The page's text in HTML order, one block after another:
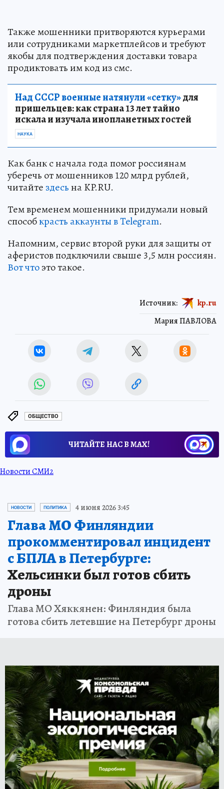
Также мошенники притворяются курьерами
или сотрудниками маркетплейсов и требуют
якобы для подтверждения доставки товара
продиктовать им код из смс.
Над СССР военные натянули «сетку»для
пришельцев: как страна 13 лет тайно
искала и изучала инопланетных гостей
НАУКА
Как банк с начала года помог россиянам
уберечь от мошенников 120 млрд рублей,
читайте здесьна KP.RU.
Тем временем мошенники придумали новый
способкрасть аккаунты в Telegram.
Напомним, сервис второй руки для защиты от
аферистов подключили свыше 3,5 млн россиян.
Вот чтоэто такое.
Мария ПАВЛОВА
Источник: kp.ru
ОБЩЕСТВО
ЧИТАЙТЕ НАС В МАХ!
Новости СМИ2
НОВОСТИ ПОЛИТИКА 4 июня 2026 3:45
Глава МО Финляндии
прокомментировал инцидент
с БПЛА в Петербурге:
Хельсинки был готов сбить
дроны
Глава МО Хяккянен: Финляндия была
готова сбить летевшие на Петербург дроны